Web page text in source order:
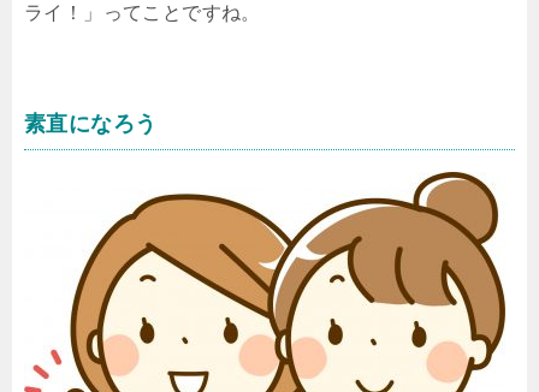
ライ！」ってことですね。
素直になろう